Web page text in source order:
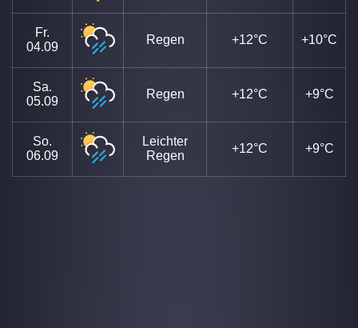
Fr.
04.09
Regen +12°C +10°C
Sa.
05.09
Regen +12°C +9°C
So.
06.09
Leichter
Regen
+12°C +9°C